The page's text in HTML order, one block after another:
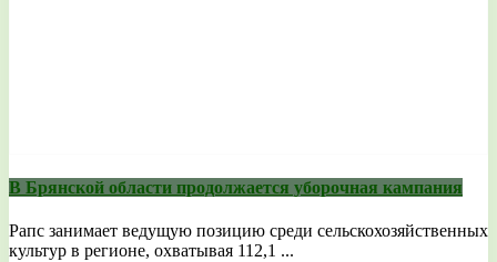
В Брянской области продолжается уборочная кампания
Рапс занимает ведущую позицию среди сельскохозяйственных
культур в регионе, охватывая 112,1 ...